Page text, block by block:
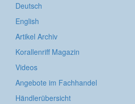
Deutsch
English
Artikel Archiv
Korallenriff Magazin
Videos
Angebote im Fachhandel
Händlerübersicht